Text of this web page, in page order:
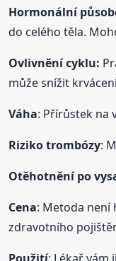
Hormonální
do celého těla.
Ovlivnění cyklu:
může snížit
Váha: Přírůstek na
Riziko trombózy:
Otěhotnění po
Cena: Metoda není
zdravotního